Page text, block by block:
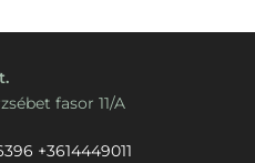
fasor 11/A
+3614449011